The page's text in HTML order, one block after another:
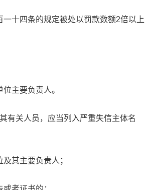
十四条的规定被处以罚款数额2倍以上
主要负责人。
关人员，应当列入严重失信主体名
其主要负责人；